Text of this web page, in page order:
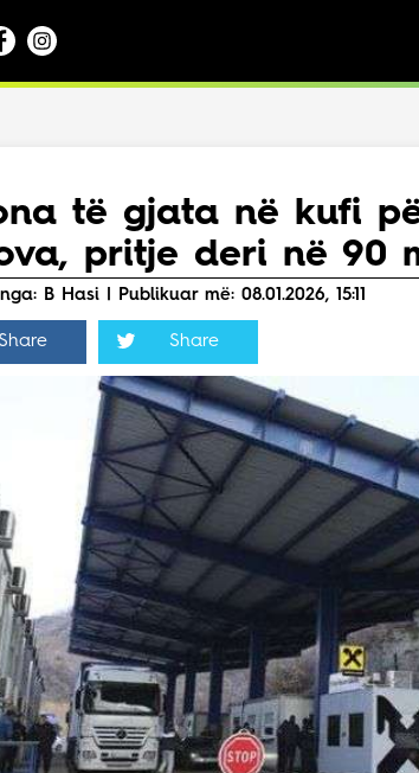
Puno me ne!
Live
të gjata në kufi
pritje deri në 90
B Hasi | Publikuar më: 08.01.2026, 15:11
Share